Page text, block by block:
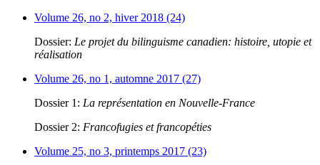
Volume 26, no 2, hiver 2018 (24)
Dossier: Le projet du bilinguisme canadien: histoire, utopie et
réalisation
Volume 26, no 1, automne 2017 (27)
Dossier 1: La représentation en Nouvelle-France
Dossier 2: Francofugies et francopéties
Volume 25, no 3, printemps 2017 (23)